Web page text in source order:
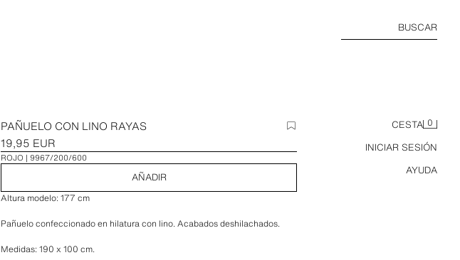
BUSCAR
CESTA 0
INICIAR SESIÓN
AYUDA
PAÑUELO CON LINO RAYAS
19,95 EUR
ROJO 9967/200/600
AÑADIR
Altura modelo: 177 cm
Pañuelo confeccionado en hilatura con lino. Acabados deshilachados.
Medidas: 190 x 100 cm.